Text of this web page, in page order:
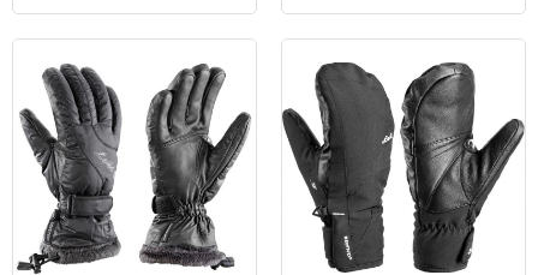
Head SuperShape JRS.
Race georiënteerde
kinder- juniorenski voor
gevorderde skiërs die een
sportieve ski willen met
doorgroeimogelijkheden.
Veilige, comfortabele
rugprotector van
Komperdell uitgevoerd als
vest.